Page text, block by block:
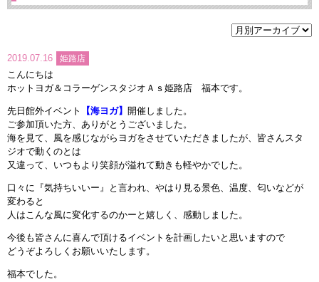
2019.07.16 姫路店
こんにちは
ホットヨガ＆コラーゲンスタジオＡｓ姫路店 福本です。
先日館外イベント 【海ヨガ】 開催しました。
ご参加頂いた方、ありがとうございました。
海を見て、風を感じながらヨガをさせていただきましたが、皆さんスタ
ジオで動くのとは
又違って、いつもより笑顔が溢れて動きも軽やかでした。
口々に『気持ちいいー』と言われ、やはり見る景色、温度、匂いなどが
変わると
人はこんな風に変化するのかーと嬉しく、感動しました。
今後も皆さんに喜んで頂けるイベントを計画したいと思いますので
どうぞよろしくお願いいたします。
福本でした。
よくあるご質問
エビデンス
インストラクターのメッセージ
会社案内